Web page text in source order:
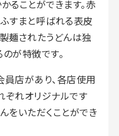
ることができます。赤
すまと呼ばれる表皮
麺されたうどんは独
が特徴です。
店があり、各店使用
れオリジナルです
をいただくことができ